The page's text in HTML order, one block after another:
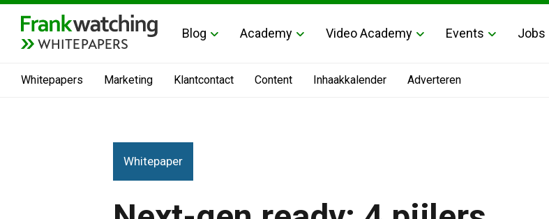
WHITEPAPERS
Blog Academy Video Academy Events Jobs
Whitepapers Marketing Klantcontact Content Inhaakkalender Adverteren
Whitepaper